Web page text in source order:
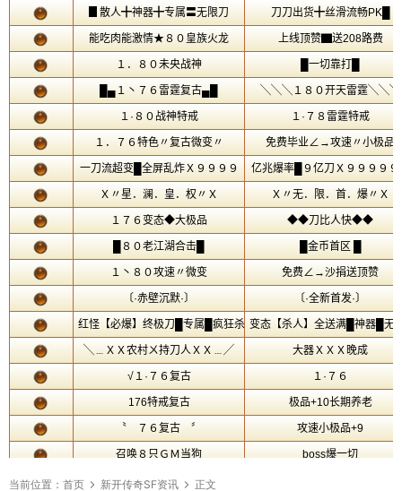
当前位置： 首页 新开传奇SF资讯 正文